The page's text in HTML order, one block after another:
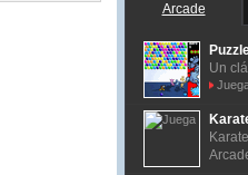
Arcade
Un